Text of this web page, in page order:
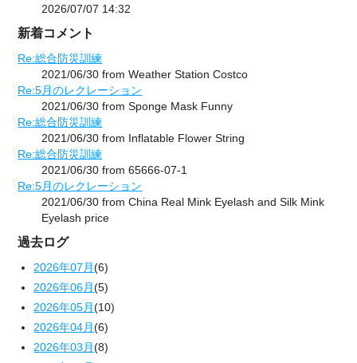
2026/07/07 14:32
新着コメント
Re:総合防災訓練
2021/06/30 from Weather Station Costco
Re:5月のレクレーション
2021/06/30 from Sponge Mask Funny
Re:総合防災訓練
2021/06/30 from Inflatable Flower String
Re:総合防災訓練
2021/06/30 from 65666-07-1
Re:5月のレクレーション
2021/06/30 from China Real Mink Eyelash and Silk Mink
Eyelash price
過去ログ
2026年07月(6)
2026年06月(5)
2026年05月(10)
2026年04月(6)
2026年03月(8)